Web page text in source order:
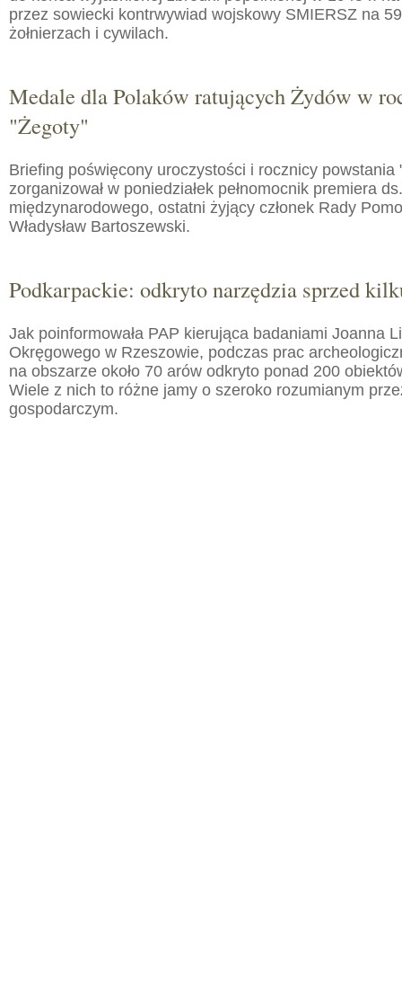
przez sowiecki kontrwywiad wojskowy SMIERSZ na
żołnierzach i cywilach.
Medale dla Polaków ratujących Żydów w
"Żegoty"
Briefing poświęcony uroczystości i rocznicy powstania
zorganizował w poniedziałek pełnomocnik premiera
międzynarodowego, ostatni żyjący członek Rady
Władysław Bartoszewski.
Podkarpackie: odkryto narzędzia sprzed
Jak poinformowała PAP kierująca badaniami Joanna
Okręgowego w Rzeszowie, podczas prac
na obszarze około 70 arów odkryto ponad 200
Wiele z nich to różne jamy o szeroko rozumianym
gospodarczym.